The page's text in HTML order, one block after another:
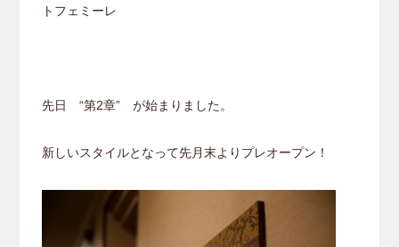
トフェミーレ
先日 “第2章” が始まりました。
新しいスタイルとなって先月末よりプレオープン！